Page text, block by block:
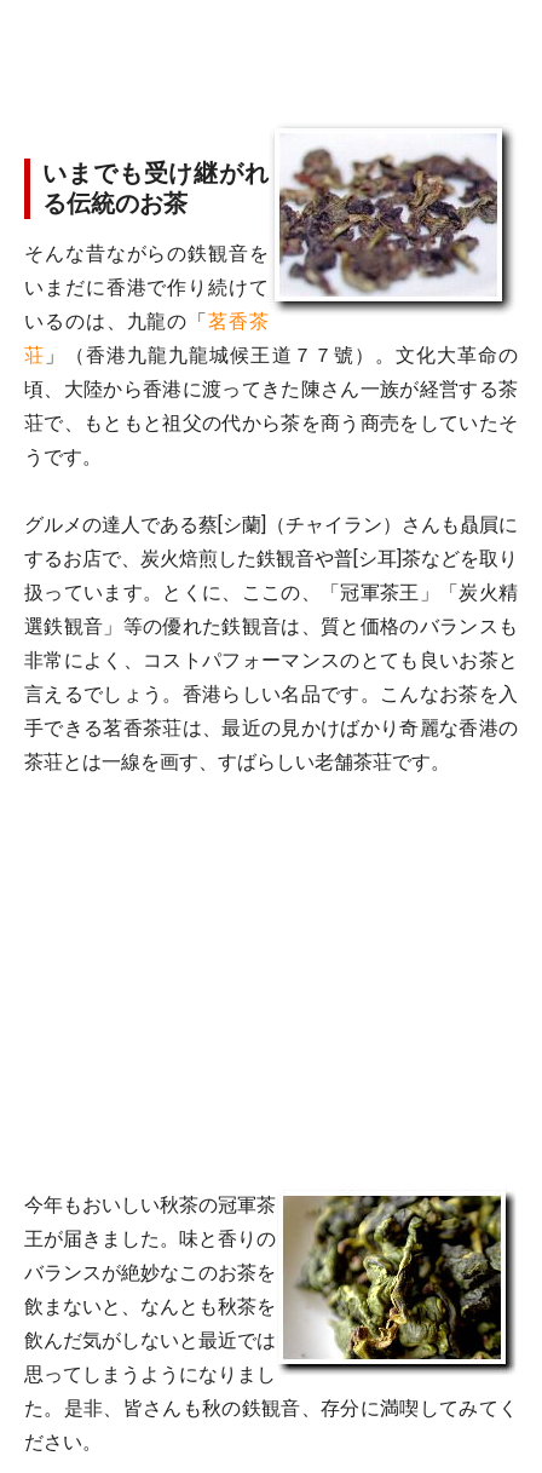
いまでも受け継がれ
る伝統のお茶
そんな昔ながらの鉄観音を
いまだに香港で作り続けて
いるのは、九龍の「茗香茶
荘 」（香港九龍九龍城候王道７７號）。文化大革命の
頃、大陸から香港に渡ってきた陳さん一族が経営する茶
荘で、もともと祖父の代から茶を商う商売をしていたそ
うです。
グルメの達人である蔡[シ蘭]（チャイラン）さんも贔屓に
するお店で、炭火焙煎した鉄観音や普[シ耳]茶などを取り
扱っています。とくに、ここの、「冠軍茶王」「炭火精
選鉄観音」等の優れた鉄観音は、質と価格のバランスも
非常によく、コストパフォーマンスのとても良いお茶と
言えるでしょう。香港らしい名品です。こんなお茶を入
手できる茗香茶荘は、最近の見かけばかり奇麗な香港の
茶荘とは一線を画す、すばらしい老舗茶荘です。
今年もおいしい秋茶の冠軍茶
王が届きました。味と香りの
バランスが絶妙なこのお茶を
飲まないと、なんとも秋茶を
飲んだ気がしないと最近では
思ってしまうようになりまし
た。是非、皆さんも秋の鉄観音、存分に満喫してみてく
ださい。